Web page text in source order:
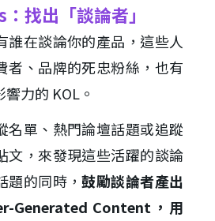
找出「談論者」
誰在談論你的產品，這些人
者、品牌的死忠粉絲，也有
力的 KOL。
名單、熱門論壇話題或追蹤
文，來發現這些活躍的談論
題的同時，鼓勵談論者產出
Generated Content，用